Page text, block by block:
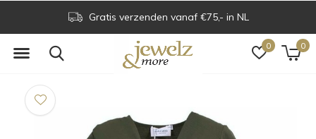
0 0
Gratis verzenden vanaf €75,- in NL